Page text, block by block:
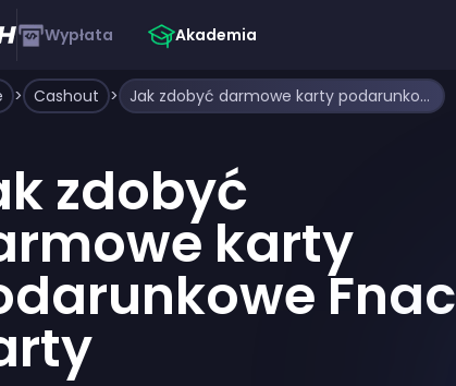
Wypłata Akademia
> Cashout > Jak zdobyć darmowe karty podarunkowe Fnac Darty
zdobyć
karty
Fnac